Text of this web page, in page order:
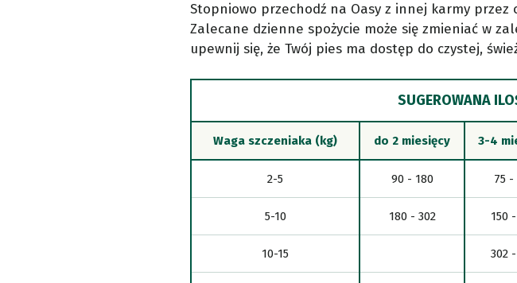
Stopniowo przechodź na Oasy z innej karmy przez
Zalecane dzienne spożycie może się zmieniać w
upewnij się, że Twój pies ma dostęp do czystej,
SUGEROWANA
Waga szczeniaka (kg) do 2 miesięcy 3-4
2-5 90 - 180 75 -
5-10 180 - 302 150
10-15 302